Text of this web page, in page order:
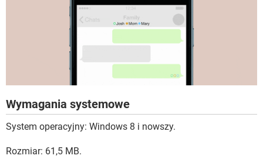
Wymagania systemowe
System operacyjny: Windows 8 i nowszy.
Rozmiar: 61,5 MB.